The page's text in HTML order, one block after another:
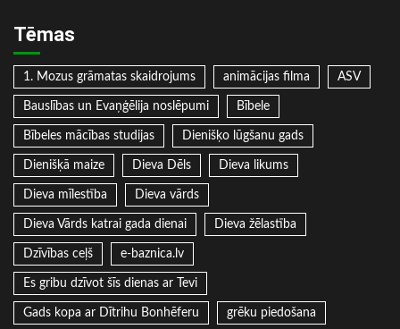
Tēmas
1. Mozus grāmatas skaidrojums animācijas filma ASV
Bauslības un Evaņģēlija noslēpumi Bībele
Bībeles mācības studijas Dienišķo lūgšanu gads
Dienišķā maize Dieva Dēls Dieva likums
Dieva mīlestība Dieva vārds
Dieva Vārds katrai gada dienai Dieva žēlastība
Dzīvības ceļš e-baznica.lv
Es gribu dzīvot šīs dienas ar Tevi
Gads kopa ar Dītrihu Bonhēferu grēku piedošana